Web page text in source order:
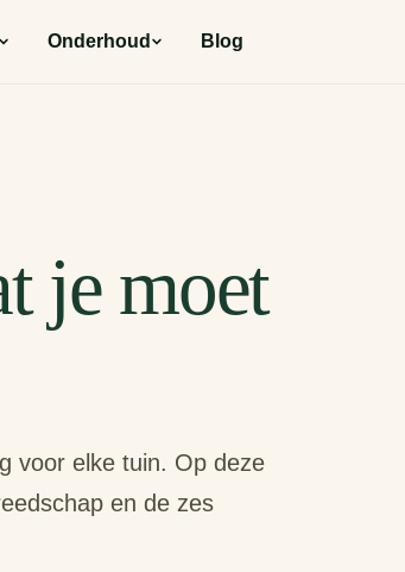
Onderhoud Blog
je moet
voor elke tuin. Op deze
en de zes